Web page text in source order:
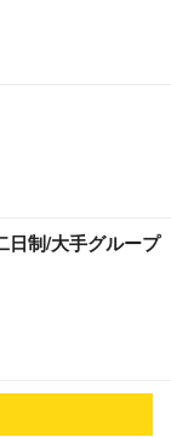
日制/大手グループ